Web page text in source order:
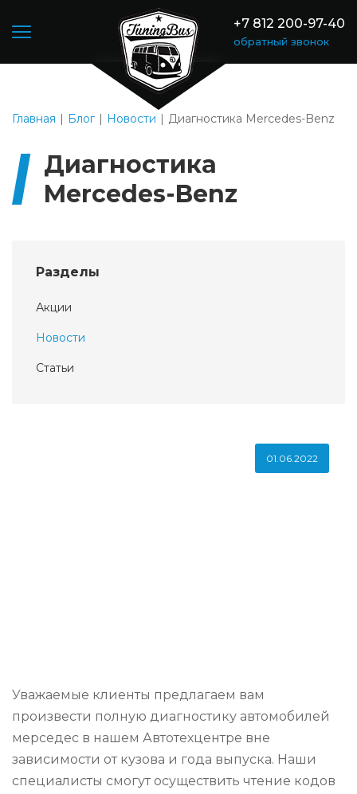
+7 812 200-97-40
обратный звонок
Главная Блог Новости Диагностика Mercedes-Benz
Диагностика
Mercedes-Benz
Разделы
Акции
Новости
Статьи
01.06.2022
Уважаемые клиенты предлагаем вам
произвести полную диагностику автомобилей
мерседес в нашем Автотехцентре вне
зависимости от кузова и года выпуска. Наши
специалисты смогут осуществить чтение кодов